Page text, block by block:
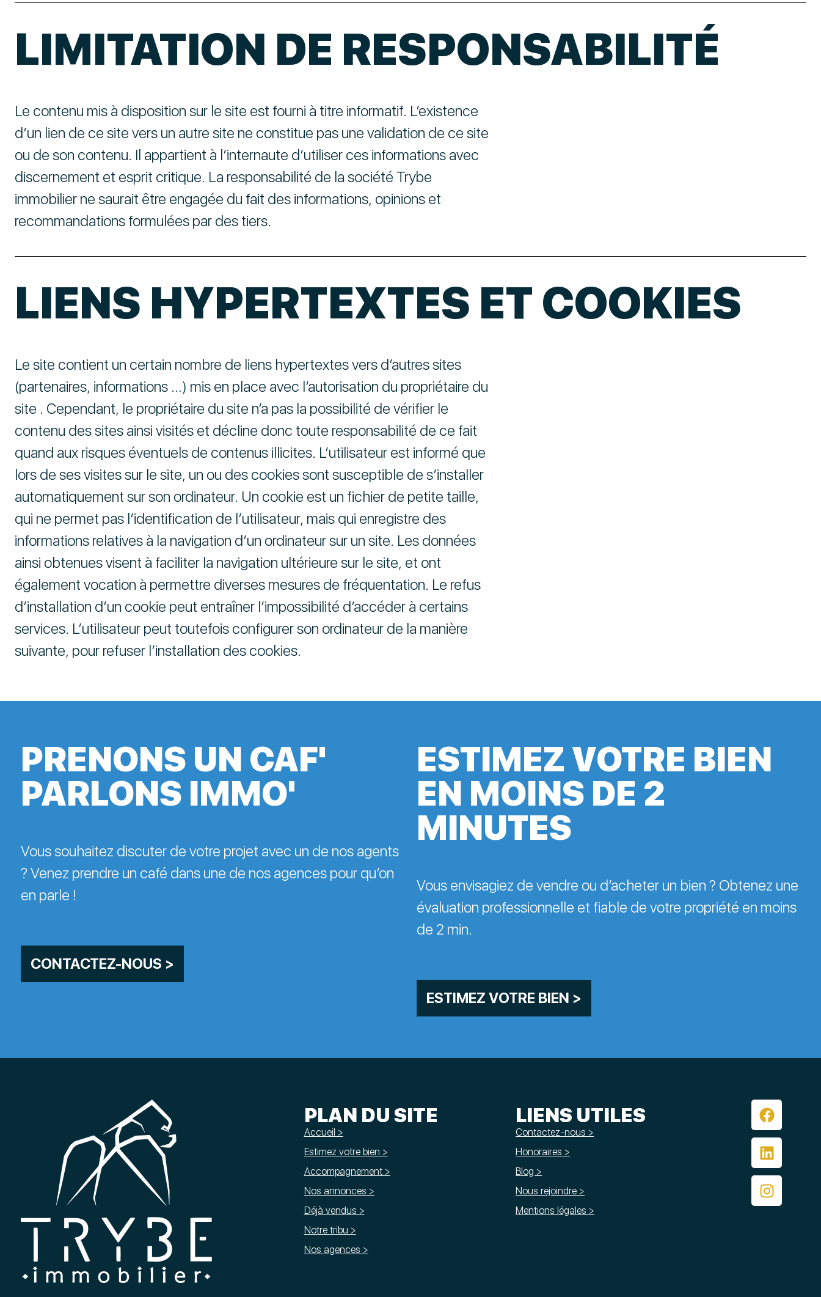
LIMITATION DE RESPONSABILITÉ
Le contenu mis à disposition sur le site est fourni à titre informatif. L’existence
d’un lien de ce site vers un autre site ne constitue pas une validation de ce site
ou de son contenu. Il appartient à l’internaute d’utiliser ces informations avec
discernement et esprit critique. La responsabilité de la société Trybe
immobilier ne saurait être engagée du fait des informations, opinions et
recommandations formulées par des tiers.
LIENS HYPERTEXTES ET COOKIES
Le site contient un certain nombre de liens hypertextes vers d’autres sites
(partenaires, informations …) mis en place avec l’autorisation du propriétaire du
site . Cependant, le propriétaire du site n’a pas la possibilité de vérifier le
contenu des sites ainsi visités et décline donc toute responsabilité de ce fait
quand aux risques éventuels de contenus illicites. L’utilisateur est informé que
lors de ses visites sur le site, un ou des cookies sont susceptible de s’installer
automatiquement sur son ordinateur. Un cookie est un fichier de petite taille,
qui ne permet pas l’identification de l’utilisateur, mais qui enregistre des
informations relatives à la navigation d’un ordinateur sur un site. Les données
ainsi obtenues visent à faciliter la navigation ultérieure sur le site, et ont
également vocation à permettre diverses mesures de fréquentation. Le refus
d’installation d’un cookie peut entraîner l’impossibilité d’accéder à certains
services. L’utilisateur peut toutefois configurer son ordinateur de la manière
suivante, pour refuser l’installation des cookies.
PRENONS UN CAF'
PARLONS IMMO'
Vous souhaitez discuter de votre projet avec un de nos agents
? Venez prendre un café dans une de nos agences pour qu’on
en parle !
CONTACTEZ-NOUS >
ESTIMEZ VOTRE BIEN
EN MOINS DE 2
MINUTES
Vous envisagiez de vendre ou d’acheter un bien ? Obtenez une
évaluation professionnelle et fiable de votre propriété en moins
de 2 min.
ESTIMEZ VOTRE BIEN >
PLAN DU SITE
Accueil >
Estimez votre bien >
Accompagnement >
Nos annonces >
Déjà vendus >
Notre tribu >
Nos agences >
LIENS UTILES
Contactez-nous >
Honoraires >
Blog >
Nous rejoindre >
Mentions légales >